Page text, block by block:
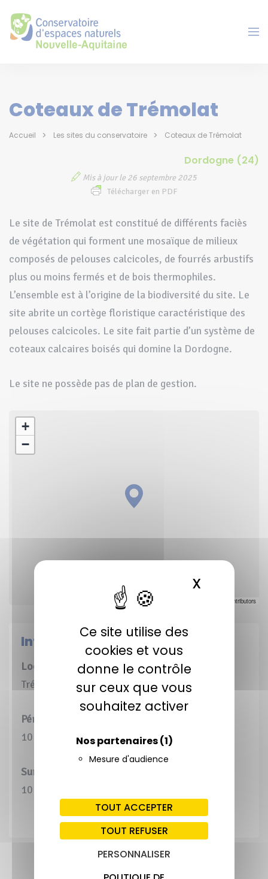
Ce site utilise des
cookies et vous
donne le contrôle
sur ceux que vous
souhaitez activer
Nos partenaires(1)
Mesure d'audience
TOUT ACCEPTER
TOUT REFUSER
PERSONNALISER
X
Coteaux de Trémolat
Accueil Les sites du conservatoire Coteaux de Trémolat
Dordogne (24)
Mis à jour le 26 septembre 2025
Télécharger en PDF
Le site de Trémolat est constitué de différents faciès
de végétation qui forment une mosaïque de milieux
composés de pelouses calcicoles, de fourrés arbustifs
plus ou moins fermés et de bois thermophiles.
L’ensemble est à l’origine de la biodiversité du site. Le
site abrite un cortège floristique caractéristique des
pelouses calcicoles. Le site fait partie d’un système de
coteaux calcaires boisés qui domine la Dordogne.
Le site ne possède pas de plan de gestion.
+
−
contributors
Informations pratiques
Localisation
Trémolat (24)
Périmètre d’Intervention Global (PIG)
10 ha 97 a 03 ca
Surface maîtrisée
10 ha 97 a 03 ca